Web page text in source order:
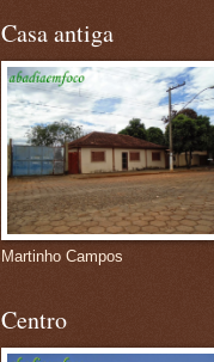
Casa antiga
Martinho Campos
Centro